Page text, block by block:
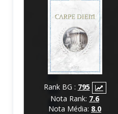
Rank BG : 795
Nota Rank: 7.6
Nota Média: 8.0